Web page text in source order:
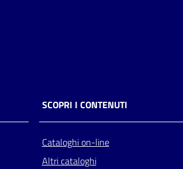
SCOPRI I CONTENUTI
Cataloghi on-line
Altri cataloghi